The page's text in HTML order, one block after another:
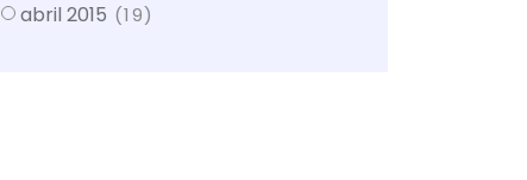
abril 2015 (19)